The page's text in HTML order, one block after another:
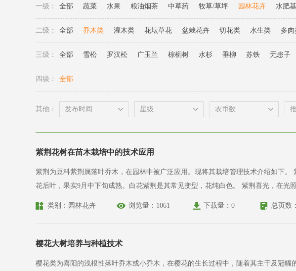
一级： 全部 蔬菜 水果 粮油烟茶 中草药 牧草/草坪 园林花卉 水肥
二级： 全部 乔木类 灌木类 花坛草花 盆栽花卉 切花类 水生类 多肉
三级： 全部 雪松 罗汉松 广玉兰 棕榈树 水杉 垂柳 苏铁 无患子
四级： 全部
其他：
紫荆花树在苗木栽培中的技术应用
紫荆为豆科紫荆属落叶乔木，在园林中被广泛应用。现将其栽培管理技术介绍如下。 紫荆高可达15米，胸径50厘米，在园林中多以灌木形式应用。花紫红色，4至10朵簇生于老枝上，花期4月，先
花后叶，果实9月中下旬成熟。白花紫荆是其常见变型，花纯白色。 紫荆喜光，在光照充足处生长旺盛，有一定的耐寒性，在华北地区成年苗无需防寒措施可安全越冬。紫荆喜肥沃、排水良好的
类别：园林花卉
浏览量：1061 下载量：0 总页数
樱花大树培养与种植技术
樱花类为喜阳的浅根性落叶乔木或小乔木，在樱花的生长过程中，随着其主干及冠幅的增大，其